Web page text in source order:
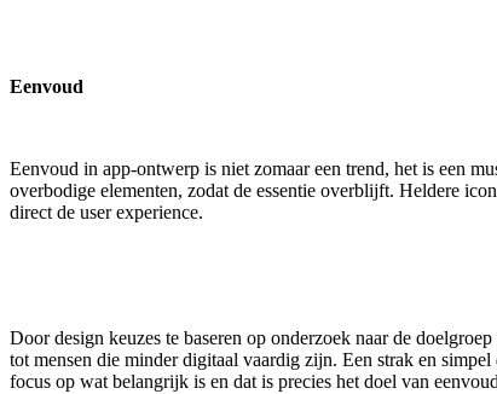
Eenvoud
Eenvoud in app-ontwerp is niet zomaar een trend, het is een
overbodige elementen, zodat de essentie overblijft. Heldere
direct de user experience.
Door design keuzes te baseren op onderzoek naar de
tot mensen die minder digitaal vaardig zijn. Een strak en
focus op wat belangrijk is en dat is precies het doel van